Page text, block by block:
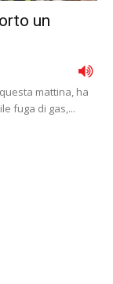
un
mattina, ha
fuga di gas,...